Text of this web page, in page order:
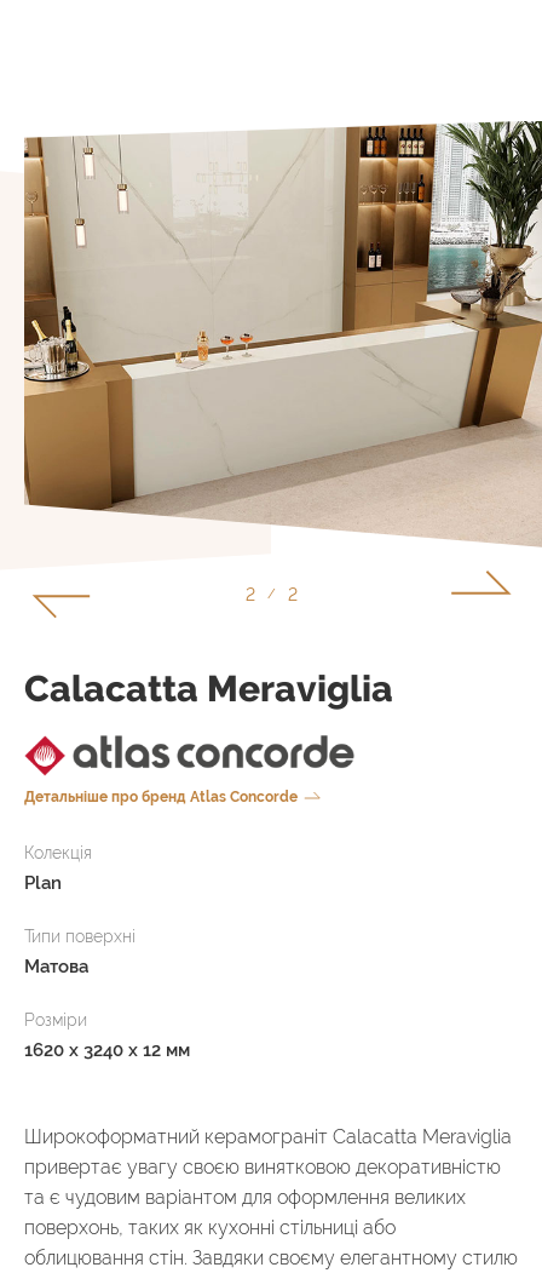
1 / 2
Calacatta Meraviglia
Детальніше про бренд Atlas Concorde
Колекція
Plan
Типи поверхні
Матова
Розміри
1620 x 3240 x 12 мм
Широкоформатний керамограніт Calacatta Meraviglia
привертає увагу своєю винятковою декоративністю
та є чудовим варіантом для оформлення великих
поверхонь, таких як кухонні стільниці або
облицювання стін. Завдяки своєму елегантному стилю